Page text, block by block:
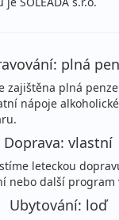
plná
zajištěna plná
nápoje
Doprava: vlastní
leteckou
nebo další program
Ubytování: loď